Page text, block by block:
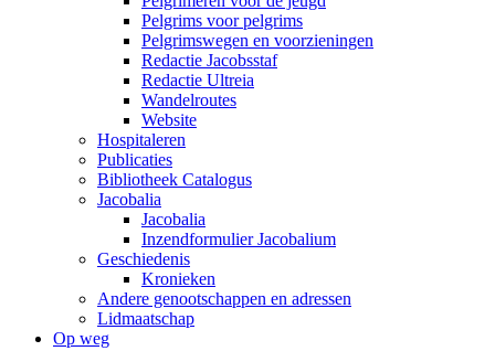
Pelgrims voor pelgrims
Pelgrimswegen en voorzieningen
Redactie Jacobsstaf
Redactie Ultreia
Wandelroutes
Website
Hospitaleren
Publicaties
Bibliotheek Catalogus
Jacobalia
Jacobalia
Inzendformulier Jacobalium
Geschiedenis
Kronieken
Andere genootschappen en adressen
Lidmaatschap
Op weg